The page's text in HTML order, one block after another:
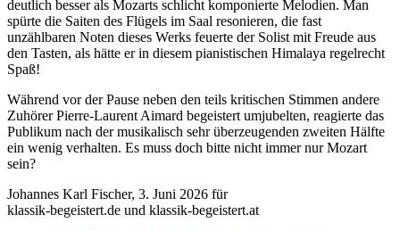
deutlich besser als Mozarts schlicht komponierte Melodien. Man
spürte die Saiten des Flügels im Saal resonieren, die fast
unzählbaren Noten dieses Werks feuerte der Solist mit Freude aus
den Tasten, als hätte er in diesem pianistischen Himalaya regelrecht
Spaß!
Während vor der Pause neben den teils kritischen Stimmen andere
Zuhörer Pierre-Laurent Aimard begeistert umjubelten, reagierte das
Publikum nach der musikalisch sehr überzeugenden zweiten Hälfte
ein wenig verhalten. Es muss doch bitte nicht immer nur Mozart
sein?
Johannes Karl Fischer, 3. Juni 2026 für
klassik-begeistert.de und klassik-begeistert.at